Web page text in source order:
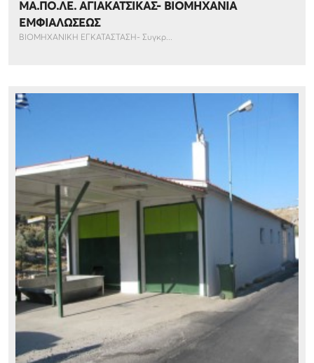
ΜΑ.ΠΟ.ΛΕ. ΑΓΙΑΚΑΤΣΙΚΑΣ- ΒΙΟΜΗΧΑΝΙΑ
ΕΜΦΙΑΛΩΣΕΩΣ
ΒΙΟΜΗΧΑΝΙΚΗ ΕΓΚΑΤΑΣΤΑΣΗ- Συγκρ...